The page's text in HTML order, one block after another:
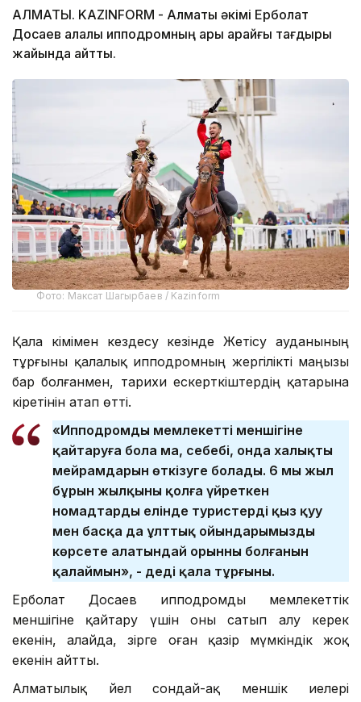
АЛМАТЫ. KAZINFORM - Алматы әкімі Ерболат
Досаев қалалық ипподромның ары қарайғы тағдыры
жайында айтты.
Фото: Максат Шагырбаев / Kazinform
Қала әкімімен кездесу кезінде Жетісу ауданының
тұрғыны қалалық ипподромның жергілікті маңызы
бар болғанмен, тарихи ескерткіштердің қатарына
кіретінін атап өтті.
«Ипподромды мемлекеттің меншігіне
қайтаруға бола ма, себебі, онда халықтың
мейрамдарын өткізуге болады. 6 мың жыл
бұрын жылқыны қолға үйреткен
номадтардың елінде туристерді қыз қуу
мен басқа да ұлттық ойындарымызды
көрсете алатындай орынның болғанын
қалаймын», - деді қала тұрғыны.
Ерболат Досаев ипподромды мемлекеттік
меншігіне қайтару үшін оны сатып алу керек
екенін, алайда, әзірге оған қазір мүмкіндік жоқ
екенін айтты.
Алматылық әйел сондай-ақ меншік иелері